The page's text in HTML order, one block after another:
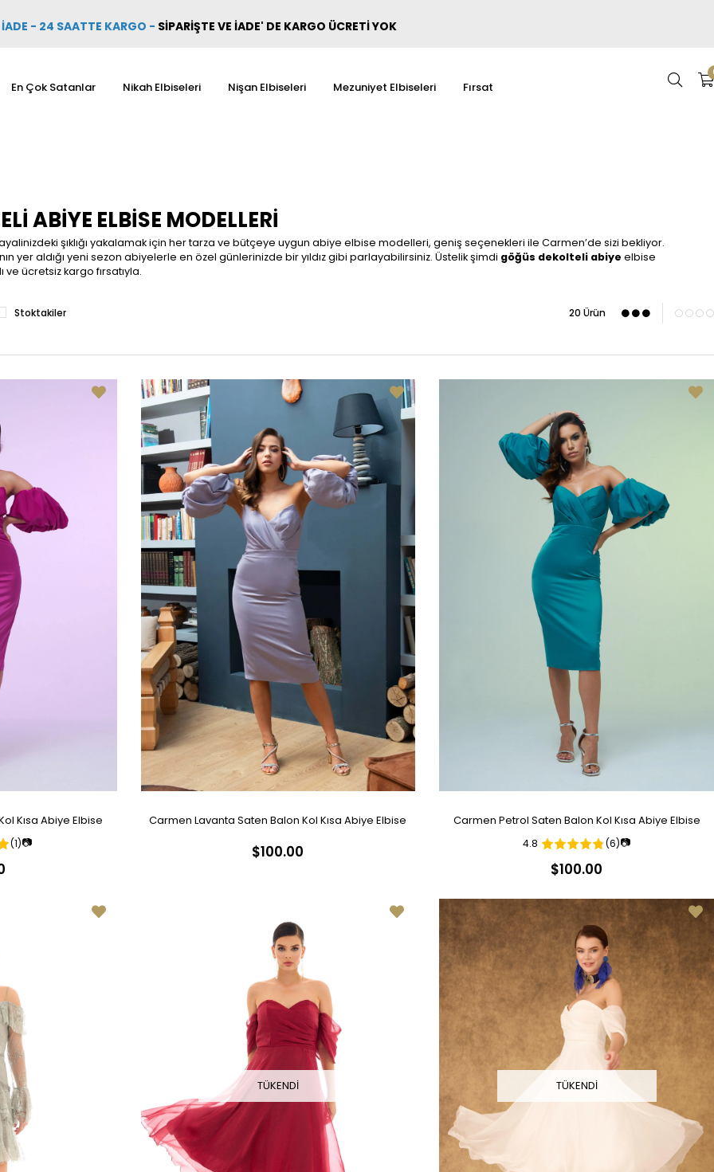
- 24 SAATTE KARGO - SİPARİŞTE VE İADE' DE KARGO ÜCRETİ YOK
En Çok Satanlar Nikah Elbiseleri Nişan Elbiseleri Mezuniyet Elbiseleri Fırsat
ABIYE ELBISE MODELLERI
şıklığı yakalamak için her tarza ve bütçeye uygun abiye elbise modelleri, geniş seçenekleri ile Carmen’de sizi bekliyor.
yer aldığı yeni sezon abiyelerle en özel günlerinizde bir yıldız gibi parlayabilirsiniz. Üstelik şimdi göğüs dekolteli abiye elbise
ve ücretsiz kargo fırsatıyla.
Stoktakiler 20 Ürün
Kısa Abiye Elbise
(1)📷
Carmen Lavanta Saten Balon Kol Kısa Abiye Elbise
$100.00
Carmen Petrol Saten Balon Kol Kısa Abiye Elbise
4.8 (6)📷
$100.00
TÜKENDI TÜKENDI